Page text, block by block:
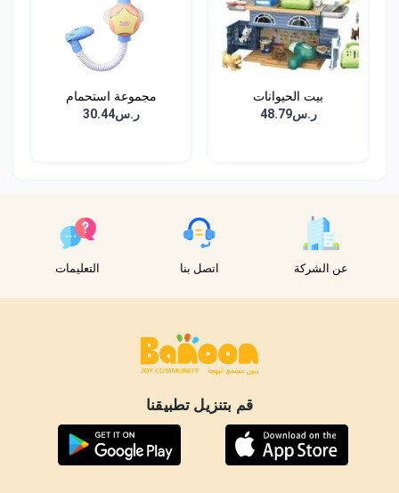
بيت الحيوانات
ر.س48.79
مجموعة استحمام
للاطفال...
ر.س30.44
عن الشركة اتصل بنا التعليمات
قم بتنزيل تطبيقنا